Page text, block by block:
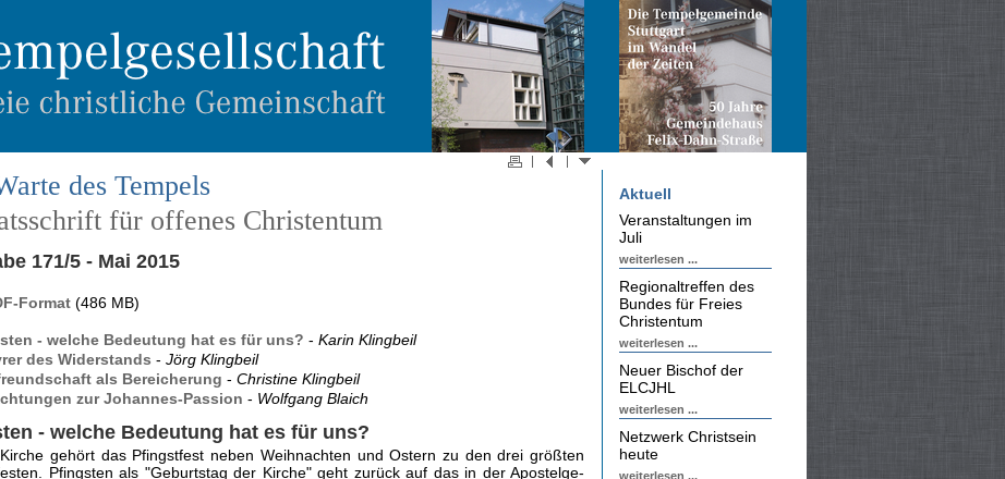
des Tempels
für offenes Christentum
171/5 - Mai 2015
Format (486 MB)
- welche Bedeutung hat es für uns? - Karin Klingbeil
des Widerstands - Jörg Klingbeil
als Bereicherung - Christine Klingbeil
zur Johannes-Passion - Wolfgang Blaich
- welche Bedeutung hat es für uns?
gehört das Pfingstfest neben Weihnachten und Ostern zu den drei größten
Pfingsten als "Geburtstag der Kirche" geht zurück auf das in der Apostelge­
Aktuell
Veranstaltungen im
Juli
weiterlesen ...
Regionaltreffen des
Bundes für Freies
Christentum
weiterlesen ...
Neuer Bischof der
ELCJHL
weiterlesen ...
Netzwerk Christsein
heute
weiterlesen ...